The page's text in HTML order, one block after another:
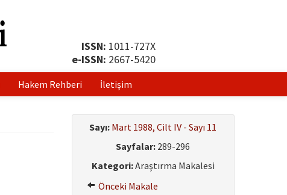
ISSN: 1011-727X
e-ISSN: 2667-5420
Hakem Rehberi İletişim
Sayı: Mart 1988, Cilt IV - Sayı 11
Sayfalar: 289-296
Kategori:Araştırma Makalesi
Önceki Makale